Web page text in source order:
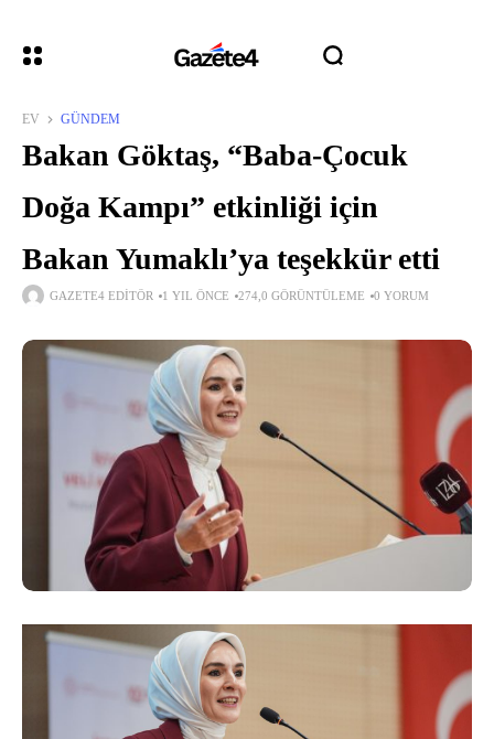
EV GÜNDEM
Bakan Göktaş, “Baba-Çocuk
Doğa Kampı” etkinliği için
Bakan Yumaklı’ya teşekkür etti
GAZETE4 EDITÖR 1 YIL ÖNCE 274,0 GÖRÜNTÜLEME 0 YORUM